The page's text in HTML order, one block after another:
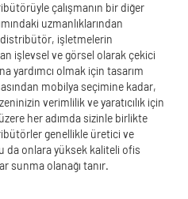
çalışmanın bir diğer
uzmanlıklarından
distribütör, işletmelerin
işlevsel ve görsel olarak çekici
yardımcı olmak için tasarım
mobilya seçimine kadar,
verimlilik ve yaratıcılık için
her adımda sizinle birlikte
genellikle üretici ve
da onlara yüksek kaliteli ofis
sunma olanağı tanır.